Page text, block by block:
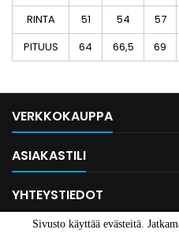
Sivusto käyttää evästeitä.
RINTA
51 54 57
PITUUS
64 66,5 69
VERKKOKAUPPA
ASIAKASTILI
YHTEYSTIEDOT